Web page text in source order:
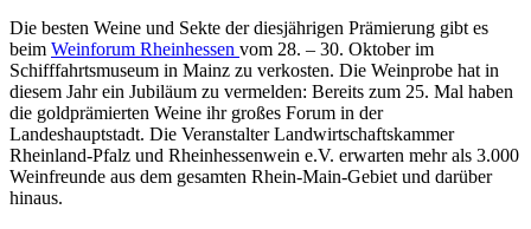
Die besten Weine und Sekte der diesjährigen Prämierung gibt es
beim Weinforum Rheinhessen vom 28. – 30. Oktober im
Schifffahrtsmuseum in Mainz zu verkosten. Die Weinprobe hat in
diesem Jahr ein Jubiläum zu vermelden: Bereits zum 25. Mal haben
die goldprämierten Weine ihr großes Forum in der
Landeshauptstadt. Die Veranstalter Landwirtschaftskammer
Rheinland-Pfalz und Rheinhessenwein e.V. erwarten mehr als 3.000
Weinfreunde aus dem gesamten Rhein-Main-Gebiet und darüber
hinaus.